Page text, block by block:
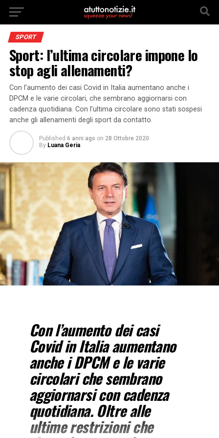
SPORT
Sport: l’ultima circolare impone lo
stop agli allenamenti?
Con l’aumento dei casi Covid in Italia aumentano anche i
DPCM e le varie circolari, che sembrano aggiornarsi con
cadenza quotidiana. Con l’ultima circolare sono stati sospesi
anche gli allenamenti degli sport da contatto.
Published 6 anni ago on 28 Ottobre 2020
By Luana Geria
Con l’aumento dei casi
Covid in Italia aumentano
anche i DPCM e le varie
circolari che sembrano
aggiornarsi con cadenza
quotidiana. Oltre alle
ultime restrizioni che